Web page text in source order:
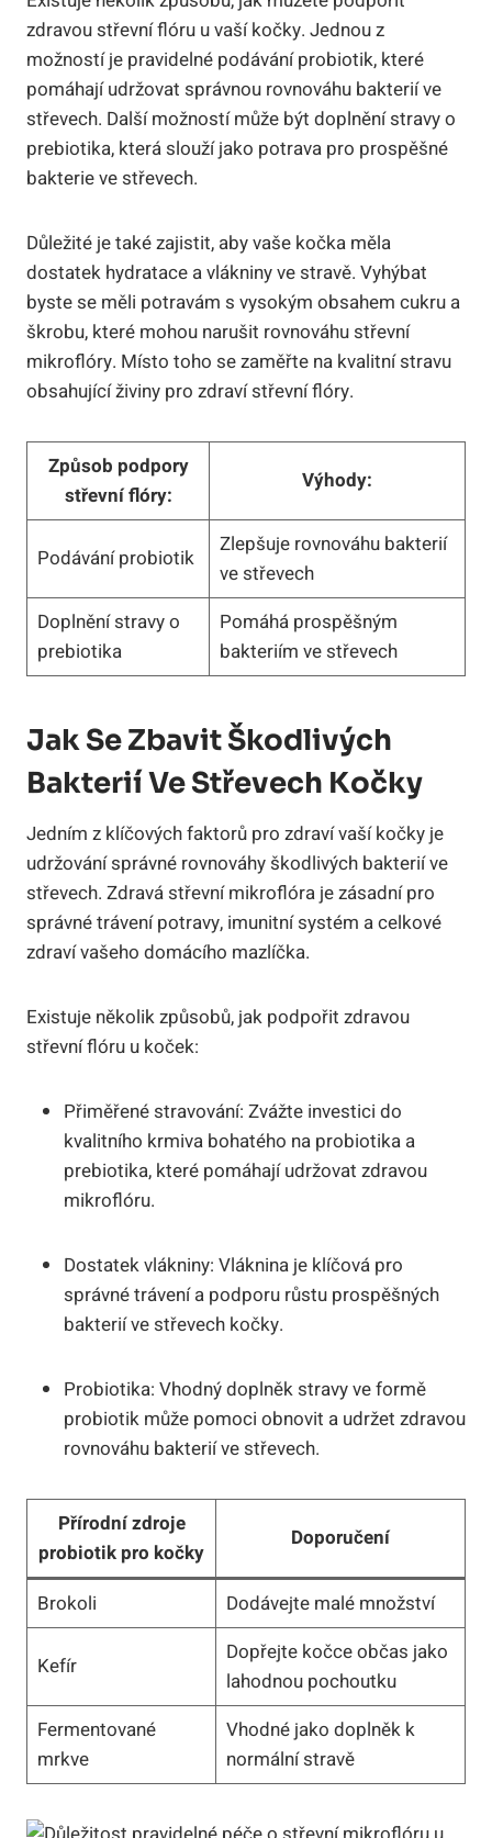
zdravou střevní flóru u vaší kočky. Jednou z
možností je pravidelné podávání probiotik, které
pomáhají udržovat správnou rovnováhu bakterií ve
střevech. Další možností může být doplnění stravy o
prebiotika, která slouží jako potrava pro prospěšné
bakterie ve střevech.
Důležité je také zajistit, aby vaše kočka měla
dostatek hydratace a vlákniny ve stravě. Vyhýbat
byste se měli potravám s vysokým obsahem cukru a
škrobu, které mohou narušit rovnováhu střevní
mikroflóry. Místo toho se zaměřte na kvalitní stravu
obsahující živiny pro zdraví střevní flóry.
Způsob podpory
střevní flóry:
Výhody:
Podávání probiotik
Zlepšuje rovnováhu bakterií
ve střevech
Doplnění stravy o
prebiotika
Pomáhá prospěšným
bakteriím ve střevech
Jak Se Zbavit Škodlivých
Bakterií Ve Střevech Kočky
Jedním z klíčových faktorů pro zdraví vaší kočky je
udržování správné rovnováhy škodlivých bakterií ve
střevech. Zdravá střevní mikroflóra je zásadní pro
správné trávení potravy, imunitní systém a celkové
zdraví vašeho domácího mazlíčka.
Existuje několik způsobů, jak podpořit zdravou
střevní flóru u koček:
Přiměřené stravování: Zvážte investici do
kvalitního krmiva bohatého na probiotika a
prebiotika, které pomáhají udržovat zdravou
mikroflóru.
Dostatek vlákniny: Vláknina je klíčová pro
správné trávení a podporu růstu prospěšných
bakterií ve střevech kočky.
Probiotika: Vhodný doplněk stravy ve formě
probiotik může pomoci obnovit a udržet zdravou
rovnováhu bakterií ve střevech.
Přírodní zdroje
probiotik pro kočky
Doporučení
Brokoli Dodávejte malé množství
Kefír
Dopřejte kočce občas jako
lahodnou pochoutku
Fermentované
mrkve
Vhodné jako doplněk k
normální stravě